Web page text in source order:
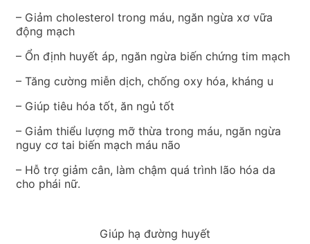
– Giảm cholesterol trong máu, ngăn ngừa xơ vữa
động mạch
– Ổn định huyết áp, ngăn ngừa biến chứng tim mạch
– Tăng cường miễn dịch, chống oxy hóa, kháng u
– Giúp tiêu hóa tốt, ăn ngủ tốt
– Giảm thiểu lượng mỡ thừa trong máu, ngăn ngừa
nguy cơ tai biến mạch máu não
– Hỗ trợ giảm cân, làm chậm quá trình lão hóa da
cho phái nữ.
Giúp hạ đường huyết